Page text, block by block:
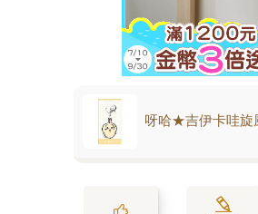
呀哈★吉伊卡哇旋